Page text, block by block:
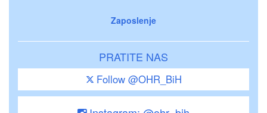
Zaposlenje
PRATITE NAS
Follow @OHR_BiH